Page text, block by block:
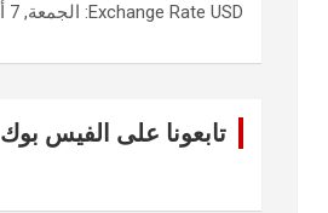
Exchange Rate USD : الجمعة, 7 أغسطس.
تابعونا على الفيس بوك